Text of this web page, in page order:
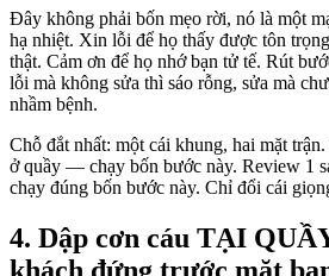
Đây không phải bốn mẹo rời, nó là một
hạ nhiệt. Xin lỗi để họ thấy được tôn
thật. Cảm ơn để họ nhớ bạn tử tế. Rút
lỗi mà không sửa thì sáo rỗng, sửa mà
nhầm bệnh.
Chỗ đắt nhất: một cái khung, hai mặt
ở quầy — chạy bốn bước này. Review 1
chạy đúng bốn bước này. Chỉ đổi cái
4. Dập cơn cáu TẠI